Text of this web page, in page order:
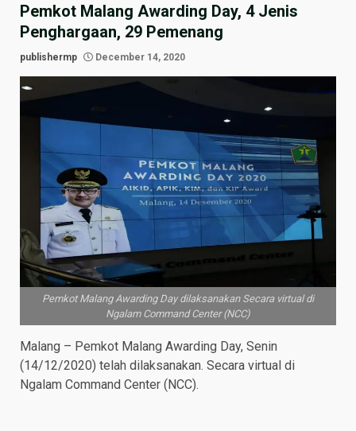
Pemkot Malang Awarding Day, 4 Jenis
Penghargaan, 29 Pemenang
publishermp December 14, 2020
Pemkot Malang Awarding Day dilaksanakan Secara virtual di
Ngalam Command Center (NCC)
Malang – Pemkot Malang Awarding Day, Senin
(14/12/2020) telah dilaksanakan. Secara virtual di
Ngalam Command Center (NCC).